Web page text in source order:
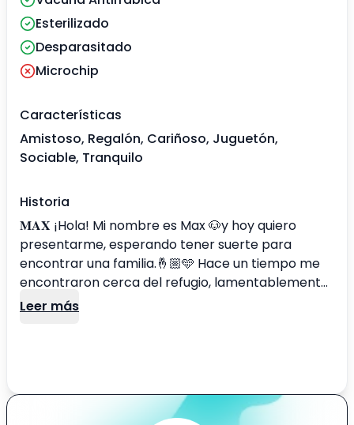
Esterilizado
Desparasitado
Microchip
Características
Amistoso, Regalón, Cariñoso, Juguetón,
Sociable, Tranquilo
Historia
𝐌𝐀𝐗 ¡Hola! Mi nombre es Max 🐶y hoy quiero
presentarme, esperando tener suerte para
encontrar una familia.🤞🏼🩵 Hace un tiempo me
encontraron cerca del refugio, lamentablemente
había sido atropellado. Me hicieron varios
bastante guapo y muy tranquilo. Ademas, soy
súper amoroso, a veces un poco tímido, pero con
Leer más